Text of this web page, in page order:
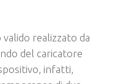
realizzato da
del caricatore
infatti,